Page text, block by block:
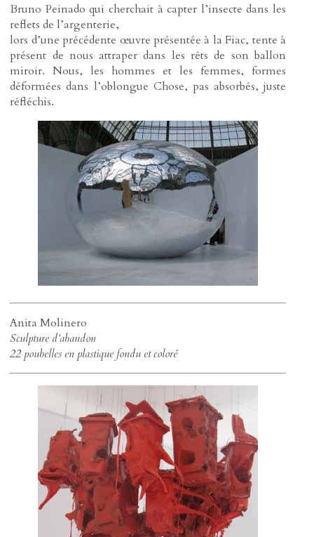
Bruno Peinado qui cherchait à capter l’insecte dans les
reflets de l’argenterie,
lors d’une précédente œuvre présentée à la Fiac, tente à
présent de nous attraper dans les rêts de son ballon
miroir. Nous, les hommes et les femmes, formes
déformées dans l’oblongue Chose, pas absorbés, juste
réfléchis.
Anita Molinero
Sculpture d’abandon
22 poubelles en plastique fondu et coloré